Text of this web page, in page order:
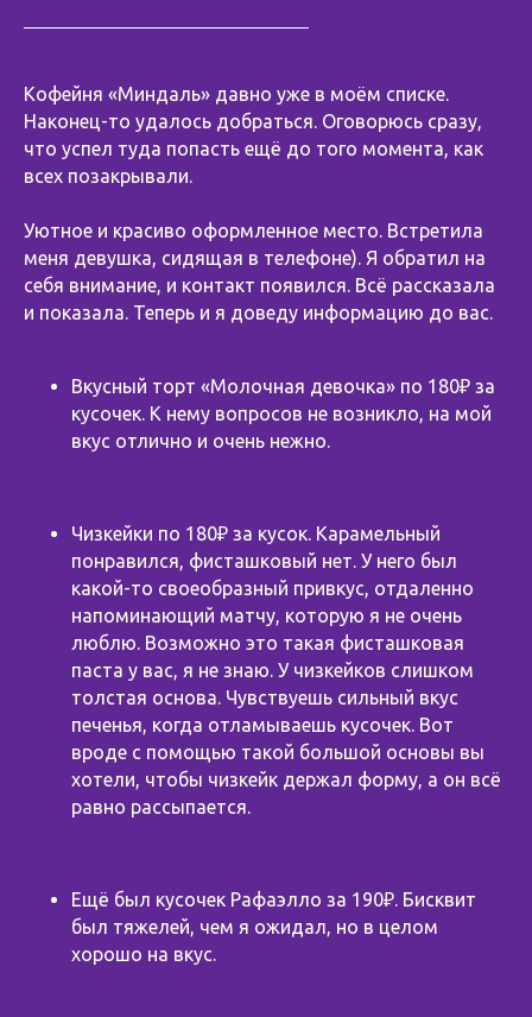
Кофейня «Миндаль» давно уже в моём списке.
Наконец-то удалось добраться. Оговорюсь сразу,
что успел туда попасть ещё до того момента, как
всех позакрывали.
Уютное и красиво оформленное место. Встретила
меня девушка, сидящая в телефоне). Я обратил на
себя внимание, и контакт появился. Всё рассказала
и показала. Теперь и я доведу информацию до вас.
Вкусный торт «Молочная девочка» по 180₽ за
кусочек. К нему вопросов не возникло, на мой
вкус отлично и очень нежно.
Чизкейки по 180₽ за кусок. Карамельный
понравился, фисташковый нет. У него был
какой-то своеобразный привкус, отдаленно
напоминающий матчу, которую я не очень
люблю. Возможно это такая фисташковая
паста у вас, я не знаю. У чизкейков слишком
толстая основа. Чувствуешь сильный вкус
печенья, когда отламываешь кусочек. Вот
вроде с помощью такой большой основы вы
хотели, чтобы чизкейк держал форму, а он всё
равно рассыпается.
Ещё был кусочек Рафаэлло за 190₽. Бисквит
был тяжелей, чем я ожидал, но в целом
хорошо на вкус.